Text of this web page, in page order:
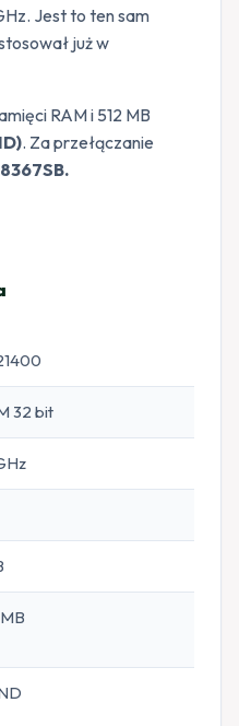
Jest to ten sam
już w
RAM i 512 MB
. Za przełączanie
32 bit